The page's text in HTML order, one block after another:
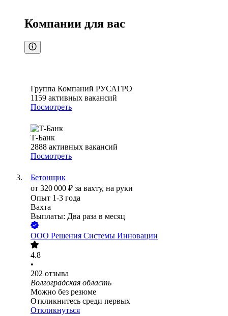
Компании для вас
Группа Компаний РУСАГРО
1159 активных вакансий
Посмотреть
Т-Банк
2888 активных вакансий
Посмотреть
Бетонщик
от 320 000 ₽ за вахту, на руки
Опыт 1-3 года
Вахта
Выплаты: Два раза в месяц
ООО Решения Системы Инновации
4.8
•
202 отзыва
Волгоградская область
Можно без резюме
Откликнитесь среди первых
Откликнуться